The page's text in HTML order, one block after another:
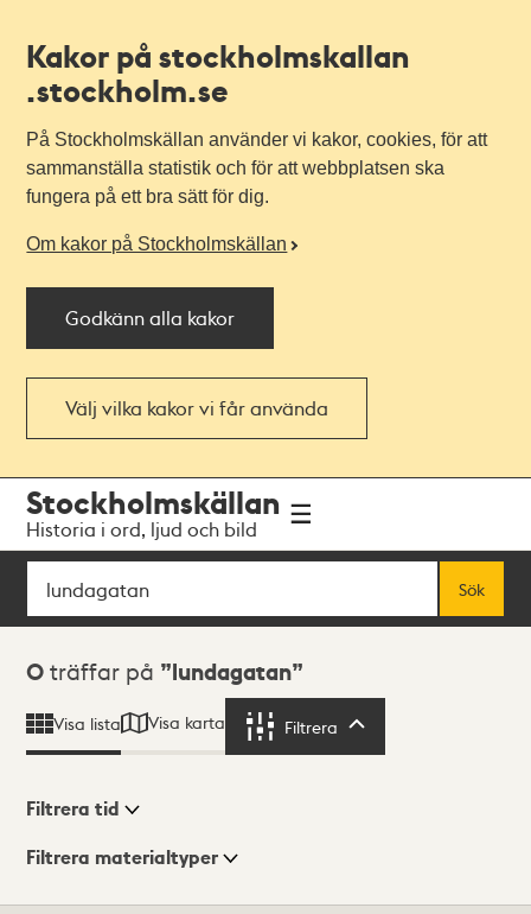
Kakor på stockholmskallan
.stockholm.se
På Stockholmskällan använder vi kakor, cookies, för att
sammanställa statistik och för att webbplatsen ska
fungera på ett bra sätt för dig.
Om kakor på Stockholmskällan
Godkänn alla kakor
Välj vilka kakor vi får använda
navigationen
huvudinnehållet
Stockholmskällan
Historia i ord, ljud och bild
Sök
Sök
Sökresultat
0 träffar på lundagatan
Visa lista Visa karta Filtrera
Visningsläge
Filtrera tid
Filtrera materialtyper